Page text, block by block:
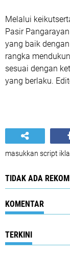
Melalui
Pasir
yang baik
rangka
sesuai dengan
yang berlaku.
masukkan script
TIDAK ADA
KOMENTAR
TERKINI